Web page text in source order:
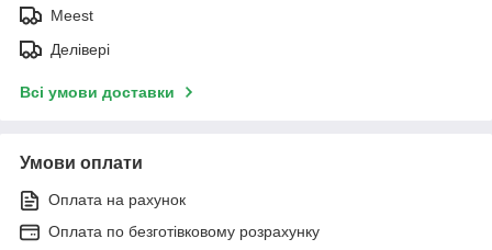
Meest
Делівері
Всі умови доставки
Умови оплати
Оплата на рахунок
Оплата по безготівковому розрахунку